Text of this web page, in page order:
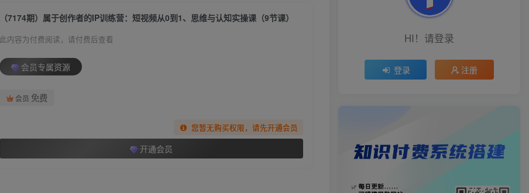
（7174期）属于创作者的IP训练营：短视频从0到1、思维与认知实操课（9节课）
此内容为付费阅读，请付费后查看
会员专属资源
会员 免费
您暂无购买权限，请先开通会员
开通会员
HI！请登录
登录 注册